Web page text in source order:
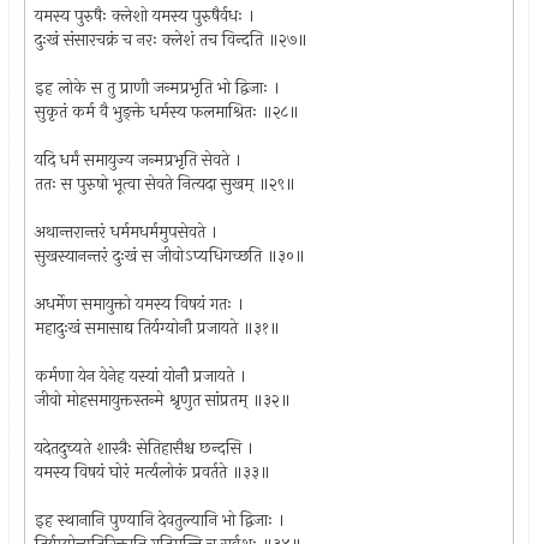
यमस्य पुरुषैः क्लेशो यमस्य पुरुषैर्वधः ।
दुःखं संसारचक्रं च नरः क्लेशं तच विन्दति ॥२७॥
इह लोके स तु प्राणी जन्मप्रभृति भो द्विजाः ।
सुकृतं कर्म वै भुङ्क्ते धर्मस्य फलमाश्रितः ॥२८॥
यदि धर्मं समायुज्य जन्मप्रभृति सेवते ।
ततः स पुरुषो भूत्वा सेवते नित्यदा सुखम् ॥२९॥
अथान्तरान्तरं धर्ममधर्ममुपसेवते ।
सुखस्यानन्तरं दुःखं स जीवोऽप्यधिगच्छति ॥३०॥
अधर्मेण समायुक्तो यमस्य विषयं गतः ।
महादुःखं समासाद्य तिर्यग्योनौ प्रजायते ॥३१॥
कर्मणा येन येनेह यस्यां योनौ प्रजायते ।
जीवो मोहसमायुक्तस्तन्मे श्रृणुत सांप्रतम् ॥३२॥
यदेतदुच्यते शास्त्रैः सेतिहासैश्च छन्दसि ।
यमस्य विषयं घोरं मर्त्यलोकं प्रवर्तते ॥३३॥
इह स्थानानि पुण्यानि देवतुल्यानि भो द्विजाः ।